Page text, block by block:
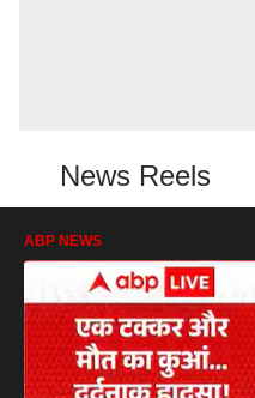
News Reels
ABP NEWS